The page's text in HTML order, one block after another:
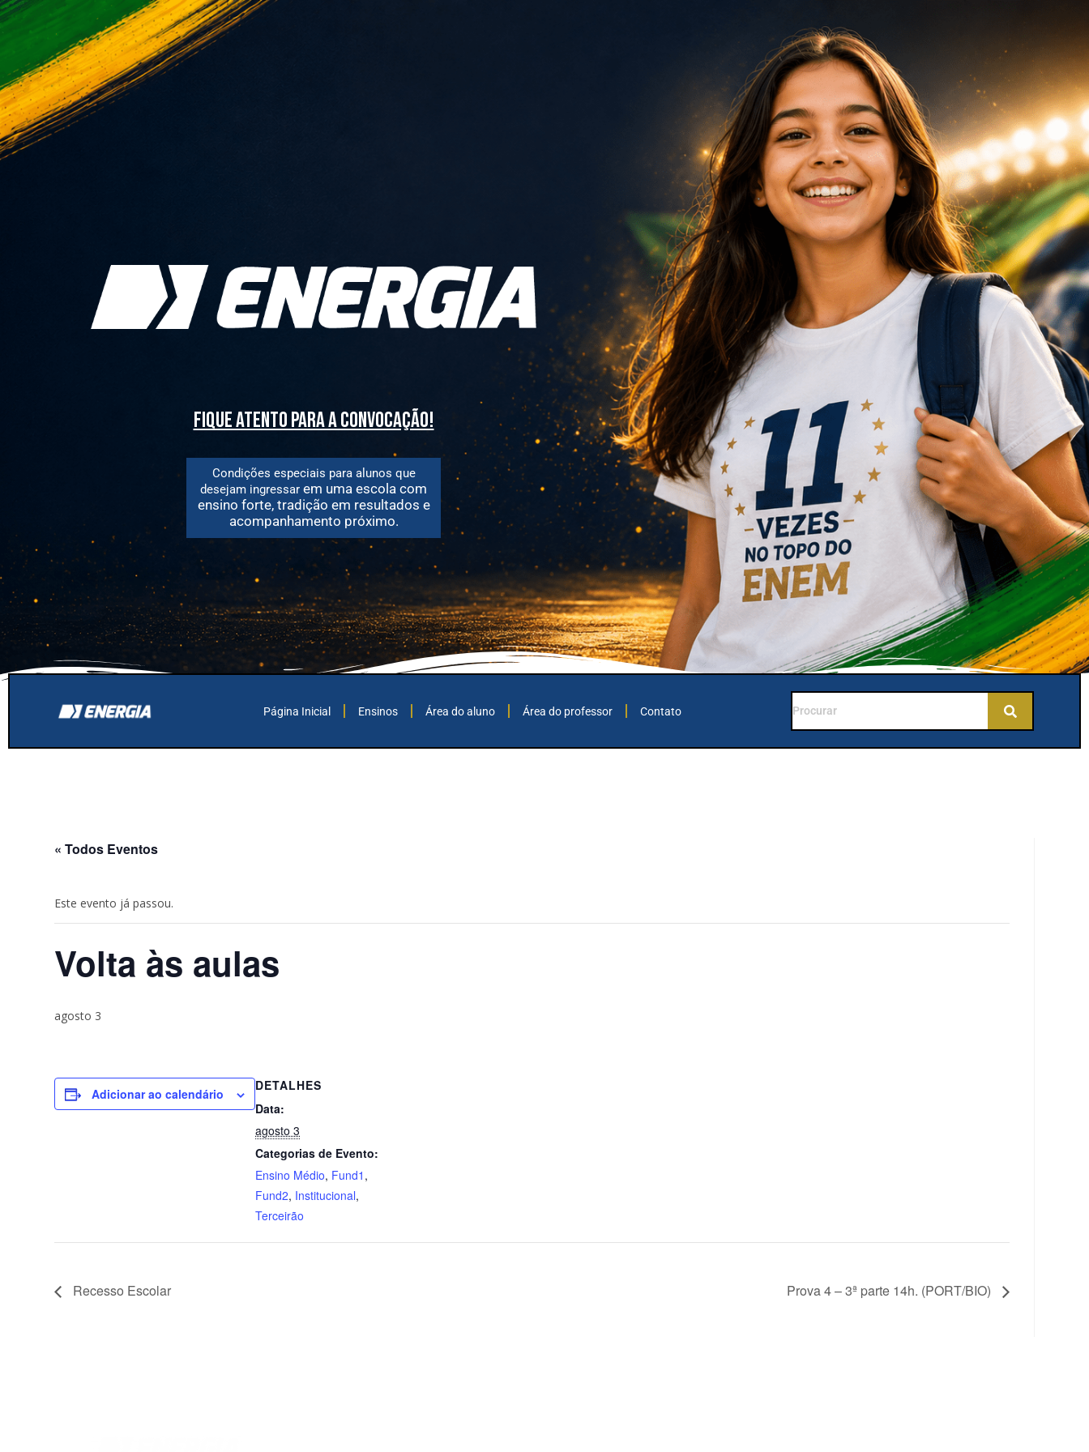
fique atento para a convocação!
Condições especiais para alunos que
desejam ingressar em uma escola com
ensino forte, tradição em resultados e
acompanhamento próximo.
Página Inicial Ensinos Área do aluno Área do professor Contato
« Todos Eventos
Este evento já passou.
Volta às aulas
agosto 3
Adicionar ao calendário
DETALHES
Data:
agosto 3
Categorias de Evento:
Ensino Médio, Fund1 ,
Fund2, Institucional,
Terceirão
Recesso Escolar Prova 4 – 3ª parte 14h. (PORT/BIO)